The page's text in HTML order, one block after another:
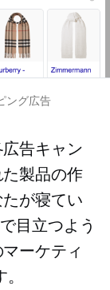
ング広告
告キャン
製品の作
が寝てい
目立つよう
ーケティ